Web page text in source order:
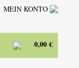
MEIN KONTO
0,00 €